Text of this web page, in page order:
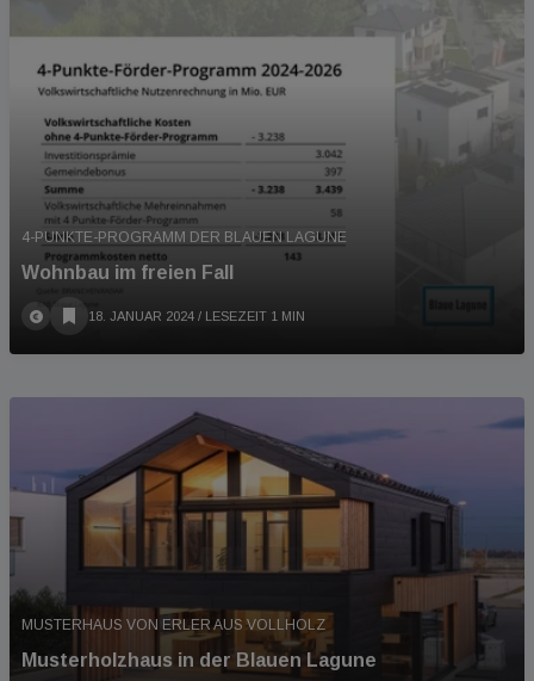
4-PUNKTE-PROGRAMM DER BLAUEN LAGUNE
Wohnbau im freien Fall
18. JANUAR 2024 / LESEZEIT 1 MIN
MUSTERHAUS VON ERLER AUS VOLLHOLZ
Musterholzhaus in der Blauen Lagune